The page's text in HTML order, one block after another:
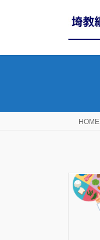
HOME